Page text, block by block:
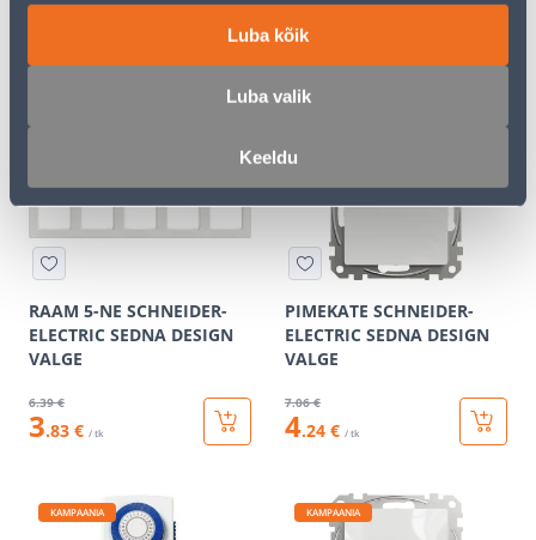
Luba kõik
Luba valik
Keeldu
ANTRATSIIT
5 3.67 €
RAAM 5-NE SCHNEIDER-
ELECTRIC SEDNA DESIGN
VALGE
6.39 €
3.83 € / tk
PIMEKATE SCHNEIDER-
ELECTRIC SEDNA DESIGN
VALGE
7.06 €
4.24 € / tk
KAMPAANIA KAMPAANIA